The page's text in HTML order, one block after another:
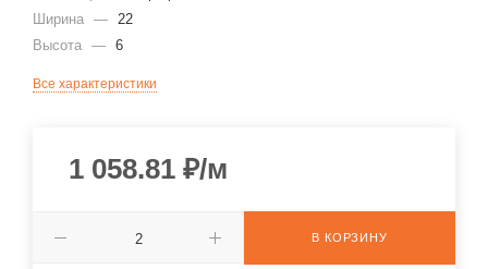
Ширина — 22
Высота — 6
Все характеристики
1 058.81 ₽/м
В КОРЗИНУ